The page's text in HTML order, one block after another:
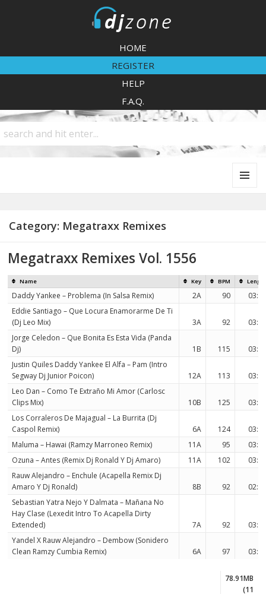
HOME
REGISTER
HELP
F.A.Q.
Category: Megatraxx Remixes
Megatraxx Remixes Vol. 1556
Name Key BPM
Daddy Yankee – Problema (In Salsa Remix) 2A 90
Eddie Santiago – Que Locura Enamorarme De Ti
(Dj Leo Mix)
3A 92
Jorge Celedon – Que Bonita Es Esta Vida (Panda
Dj)
1B 115
Justin Quiles Daddy Yankee El Alfa – Pam (Intro
Segway Dj Junior Poicon)
12A 113
Leo Dan – Como Te Extraño Mi Amor (Carlosc
Clips Mix)
10B 125
Los Corraleros De Majagual – La Burrita (Dj
Caspol Remix)
6A 124
Maluma – Hawai (Ramzy Marroneo Remix)
11A 95
Ozuna – Antes (Remix Dj Ronald Y Dj Amaro)
11A 102
Rauw Alejandro – Enchule (Acapella Remix Dj
Amaro Y Dj Ronald)
8B 92
Sebastian Yatra Nejo Y Dalmata – Mañana No
Hay Clase (Lexedit Intro To Acapella Dirty
Extended)
7A 92
Yandel X Rauw Alejandro – Dembow (Sonidero
Clean Ramzy Cumbia Remix)
6A 97
78.91MB
(11